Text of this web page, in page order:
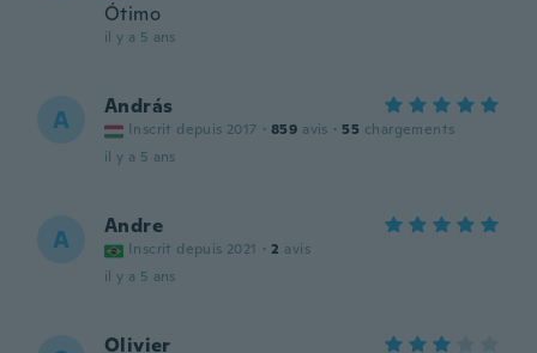
Ótimo
il y a 5 ans
A András
Inscrit depuis 2017 · 859 avis · 55 chargements
il y a 5 ans
A Andre
Inscrit depuis 2021 · 2 avis
il y a 5 ans
Olivier